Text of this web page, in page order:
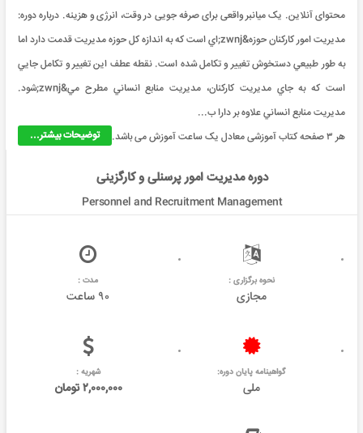
محتوای آنلاین. یک میانبر واقعی برای صرفه جویی در وقت، انرژی و هزینه. درباره دوره:
مديريت امور کارکنان حوزه&zwnj;اي است که به اندازه کل حوزه مديريت قدمت دارد اما
به طور طبيعي دستخوش تغيير و تکامل شده است. نقطه عطف اين تغيير و تکامل جايي
است که به جاي مديريت کارکنان، مديريت منابع انساني مطرح مي&zwnj;شود.
مديريت منابع انساني علاوه بر دارا ب...
توضیحات بیشتر...
هر ۳ صفحه کتاب آموزشی معادل یک ساعت آموزش می باشد.
دوره مدیریت امور پرسنلی و کارگزینی
Personnel and Recruitment Management
نحوه برگزاری :
مجازی
مدت :
۹۰ ساعت
گواهینامه پایان دوره:
ملی
شهریه :
۲,۰۰۰,۰۰۰ تومان